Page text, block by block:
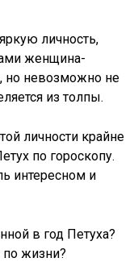
личность,
женщина-
но невозможно не
из толпы.
личности крайне
по гороскопу.
интересном и
в год Петуха?
по жизни?